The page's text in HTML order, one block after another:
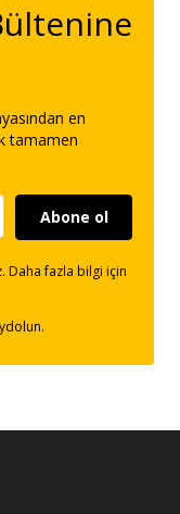
en
tamamen
Abone ol
Daha fazla bilgi için